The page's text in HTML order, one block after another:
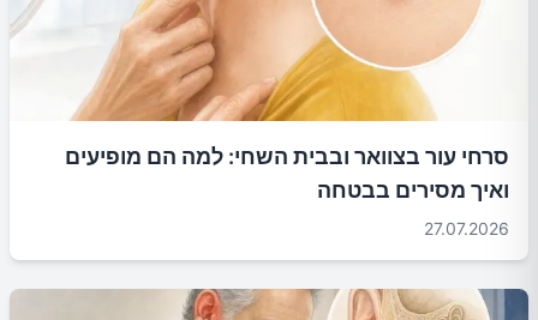
סרחי עור בצוואר ובבית השחי: למה הם מופיעים
ואיך מסירים בבטחה
27.07.2026